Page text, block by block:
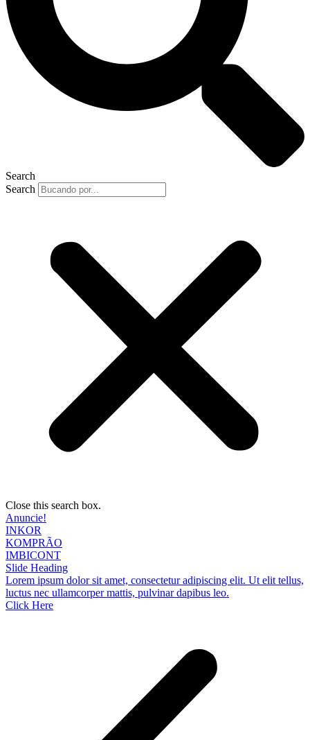
Search
Search
Close this search box.
Anuncie!
INKOR
KOMPRÃO
IMBICONT
Slide Heading
Lorem ipsum dolor sit amet, consectetur adipiscing elit. Ut elit tellus,
luctus nec ullamcorper mattis, pulvinar dapibus leo.
Click Here